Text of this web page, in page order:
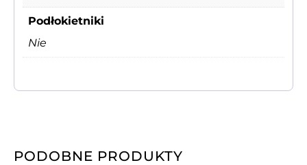
Podłokietniki
Nie
PODOBNE PRODUKTY